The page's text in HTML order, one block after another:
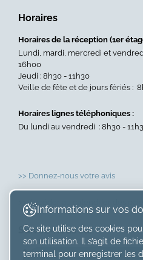
Horaires
Horaires de la réception (1er
Lundi, mardi, mercredi et
16h00
Jeudi : 8h30 - 11h30
Veille de fête et de jours fériés :
Horaires lignes téléphoniques :
Du lundi au vendredi : 8h30 -
>> Donnez-nous votre avis
>> Accéder au calendrier des
Suivez-nous sur
Informations sur vos
Ce site utilise des cookies
son utilisation. Il s’agit de
terminal pour enregistrer les